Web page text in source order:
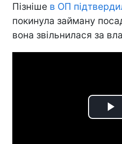
Пізніше в ОП
покинула займану
вона звільнилася за